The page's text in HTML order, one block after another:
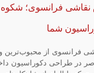
هنر
و
داخلی